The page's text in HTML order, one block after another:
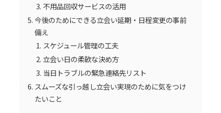
不用品回収サービスの活用
今後のためにできる立会い延期・日程変更の事前
備え
スケジュール管理の工夫
立会い日の柔軟な決め方
当日トラブルの緊急連絡先リスト
スムーズな引っ越し立会い実現のために気をつけ
たいこと